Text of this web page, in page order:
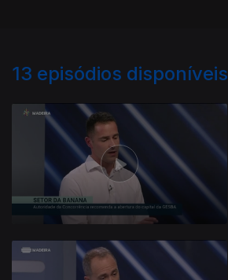
13 episódios disponíveis